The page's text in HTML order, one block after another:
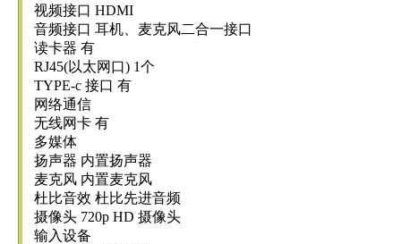
视频接口 HDMI
音频接口 耳机、麦克风二合一接口
读卡器 有
RJ45(以太网口) 1个
TYPE-c 接口 有
网络通信
无线网卡 有
多媒体
扬声器 内置扬声器
麦克风 内置麦克风
杜比音效 杜比先进音频
摄像头 720p HD 摄像头
输入设备